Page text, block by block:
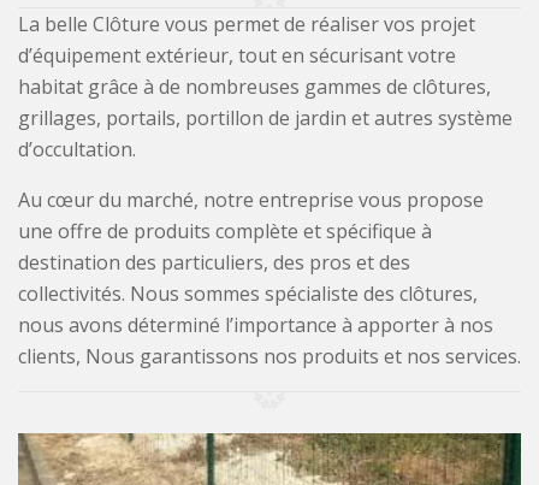
La belle Clôture vous permet de réaliser vos projet
d’équipement extérieur, tout en sécurisant votre
habitat grâce à de nombreuses gammes de clôtures,
grillages, portails, portillon de jardin et autres système
d’occultation.
Au cœur du marché, notre entreprise vous propose
une offre de produits complète et spécifique à
destination des particuliers, des pros et des
collectivités. Nous sommes spécialiste des clôtures,
nous avons déterminé l’importance à apporter à nos
clients, Nous garantissons nos produits et nos services.